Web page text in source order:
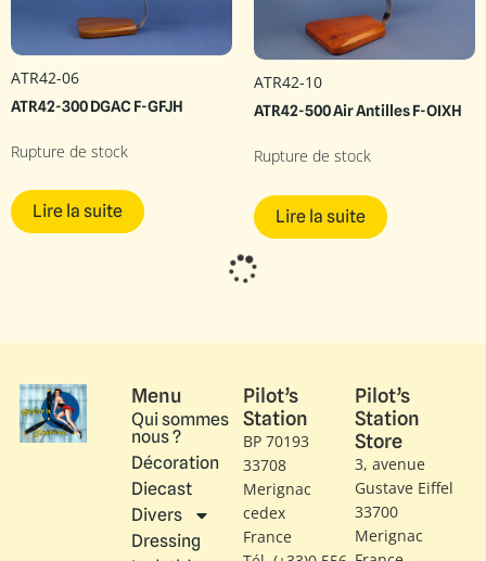
ATR42-06
ATR42-300 DGAC F-GFJH
Rupture de stock
Lire la suite
ATR42-10
ATR42-500 Air Antilles F-OIXH
Rupture de stock
Lire la suite
Menu
Qui sommes
nous ?
Décoration
Diecast
Divers
Dressing
Pilot’s
Station
BP 70193
33708
Merignac
cedex
France
Pilot’s
Station
Store
3, avenue
Gustave Eiffel​
33700
Merignac